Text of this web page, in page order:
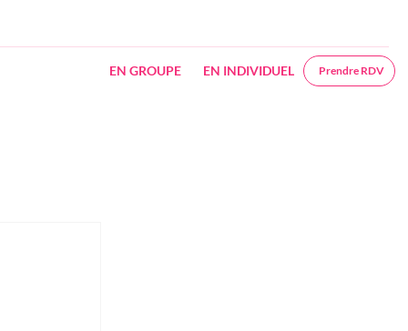
EN GROUPE EN INDIVIDUEL Prendre RDV